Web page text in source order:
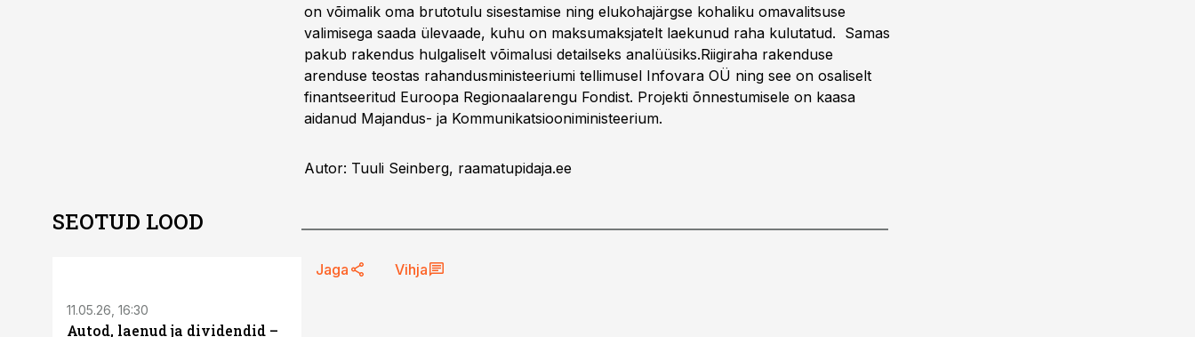
on võimalik oma brutotulu sisestamise ning elukohajärgse kohaliku omavalitsuse
valimisega saada ülevaade, kuhu on maksumaksjatelt laekunud raha kulutatud. Samas
pakub rakendus hulgaliselt võimalusi detailseks analüüsiks.Riigiraha rakenduse
arenduse teostas rahandusministeeriumi tellimusel Infovara OÜ ning see on osaliselt
finantseeritud Euroopa Regionaalarengu Fondist. Projekti õnnestumisele on kaasa
aidanud Majandus- ja Kommunikatsiooniministeerium.
Autor: Tuuli Seinberg, raamatupidaja.ee
Jaga Vihja
SEOTUD LOOD
11.05.26, 16:30
Autod, laenud ja dividendid –